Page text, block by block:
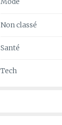
Non classé
Santé
Tech